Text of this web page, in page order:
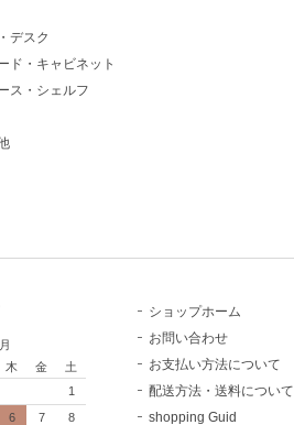
デスク
・キャビネット
ス・シェルフ
木 金
土
1
6 7 8
ショップホーム
お問い合わせ
お支払い方法について
配送方法・送料について
shopping Guid